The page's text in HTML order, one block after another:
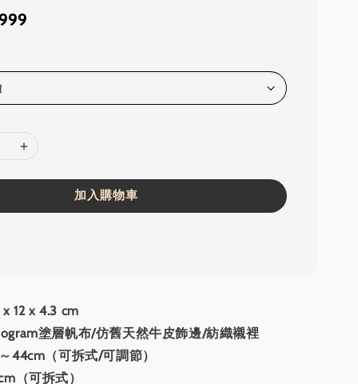
加入購物車
12 x 4.3 cm
塗層帆布/仿舊天然牛皮飾邊/紡織襯裡
44cm（可拆式/可調節）
（可拆式）